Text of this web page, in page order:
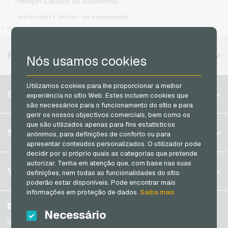
Nós usamos cookies
Utilizamos cookies para lhe proporcionar a melhor
experiência no sítio Web. Estes incluem cookies que
são necessários para o funcionamento do sítio e para
gerir os nossos objectivos comerciais, bem como os
que são utilizados apenas para fins estatísticos
anónimos, para definições de conforto ou para
apresentar conteúdos personalizados. O utilizador pode
decidir por si próprio quais as categorias que pretende
autorizar. Tenha em atenção que, com base nas suas
definições, nem todas as funcionalidades do sítio
poderão estar disponíveis. Pode encontrar mais
informações em proteção de dados.Saiba mais
Necessário
T-Mobile Recarga de celular
Jetoncash Cartoes de pagamento
PCS Cartoes de pagamento
Razer Gold Cartoes de pagamento
Transcash Cartoes de pagamento
+ #more
REGIÕES DISPONÍVEIS
Bélgica
Brasil
Alemanha (DE)
Alemanha (EN)
França
Itália
Países Baixos
Portugal
CONTA
Registrar
Log in
Meu carrinho
SERVIÇO
FAQ
Formas de pagamento
Termos e condicoes &
Direito de arrependimento
Política de privacidade
VGO-SHOP
Sobre nós
Parceiros
Instagram